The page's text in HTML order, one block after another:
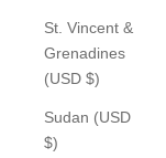
St. Vincent &
Grenadines
(USD $)
Sudan (USD
$)